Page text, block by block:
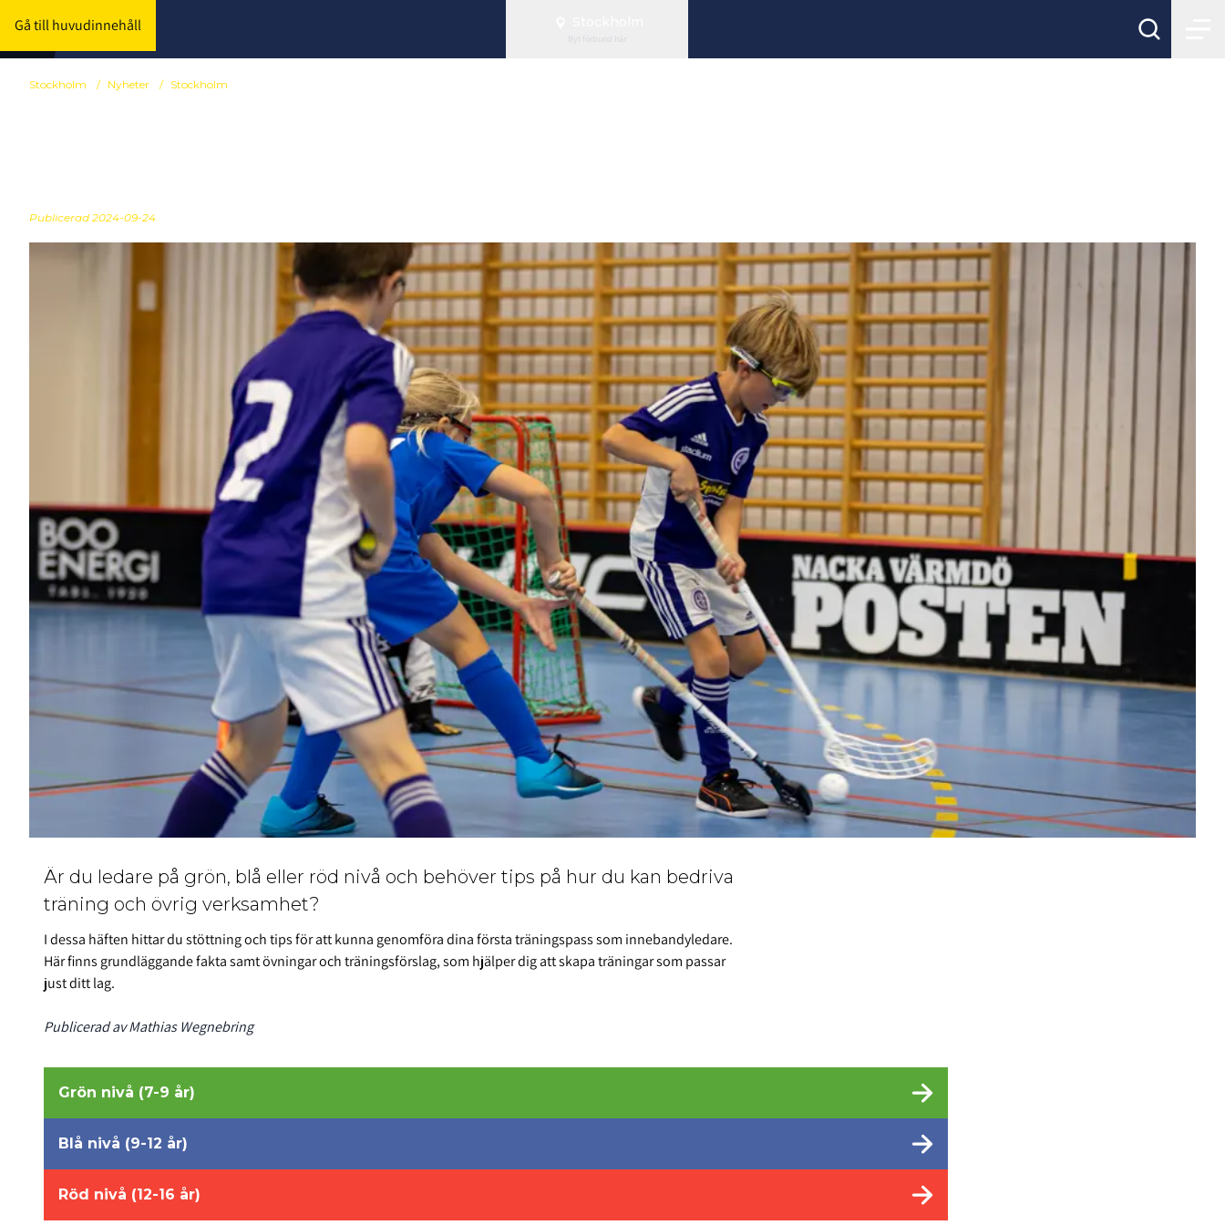
Gå till huvudinnehåll
Byt förbund här
Stockholm / Nyheter / Stockholm
Publicerad 2024-09-24
Är du ledare på grön, blå eller röd nivå och behöver tips på hur du kan bedriva
träning och övrig verksamhet?
I dessa häften hittar du stöttning och tips för att kunna genomföra dina första träningspass som innebandyledare.
Här finns grundläggande fakta samt övningar och träningsförslag, som hjälper dig att skapa träningar som passar
just ditt lag.
Publicerad av Mathias Wegnebring
Grön nivå (7-9 år)
Blå nivå (9-12 år)
Röd nivå (12-16 år)